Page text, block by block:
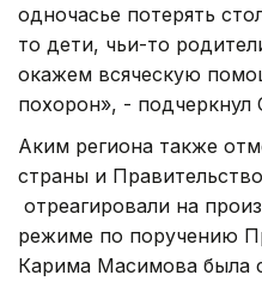
одночасье потерять
то дети, чьи-то
окажем всяческую
похорон», - подчеркнул
Аким региона также
страны и
отреагировали на
режиме по поручению
Карима Масимова была